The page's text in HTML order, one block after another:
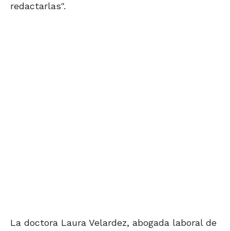
redactarlas".
La doctora Laura Velardez, abogada laboral de